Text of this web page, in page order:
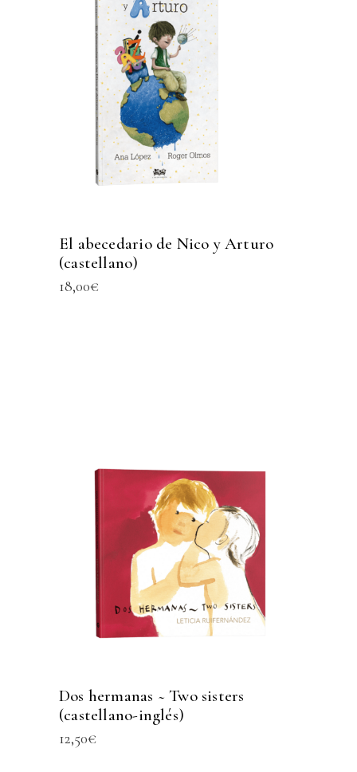
El abecedario de Nico y Arturo
(castellano)
18,00€
Dos hermanas ~ Two sisters
(castellano-inglés)
12,50€